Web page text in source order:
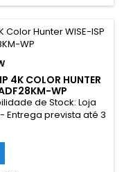
4K COLOR HUNTER
WP
de Stock: Loja
Entrega prevista até 3
Ferreira
- chegada até 2 dias